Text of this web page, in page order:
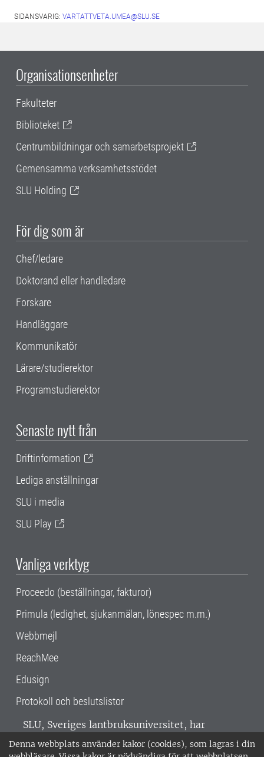
Denna webbplats använder kakor (cookies), som lagras i din
SIDANSVARIG: VARTATTVETA.UMEA@SLU.SE
Organisationsenheter
Fakulteter
Biblioteket
Centrumbildningar och samarbetsprojekt
Gemensamma verksamhetsstödet
SLU Holding
För dig som är
Chef/ledare
Doktorand eller handledare
Forskare
Handläggare
Kommunikatör
Lärare/studierektor
Programstudierektor
Senaste nytt från
Driftinformation
Lediga anställningar
SLU i media
SLU Play
Vanliga verktyg
Proceedo (beställningar, fakturor)
Primula (ledighet, sjukanmälan, lönespec m.m.)
Webbmejl
ReachMee
Edusign
Protokoll och beslutslistor
SLU, Sveriges lantbruksuniversitet, har
verksamhet över hela Sverige. Huvudorter är
Alnarp, Uppsala och Umeå.SLU är